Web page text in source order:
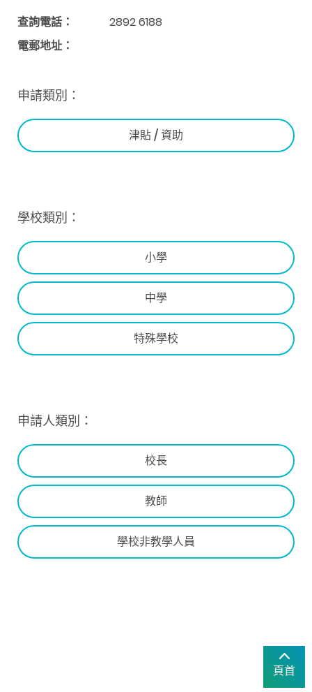
查詢電話：
2892 6188
電郵地址：
申請類別：
津貼 / 資助
學校類別：
小學
中學
特殊學校
申請人類別：
校長
教師
學校非教學人員
頁首